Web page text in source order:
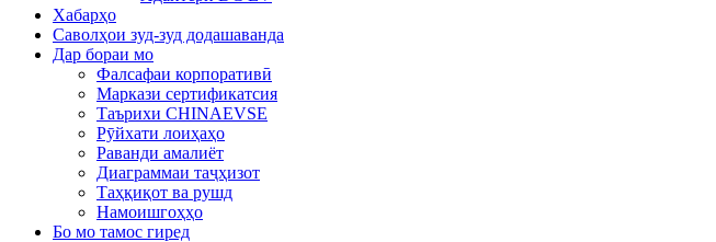
Хабарҳо
Саволҳои зуд-зуд додашаванда
Дар бораи мо
Фалсафаи корпоративӣ
Маркази сертификатсия
Таърихи CHINAEVSE
Рӯйхати лоиҳаҳо
Раванди амалиёт
Диаграммаи таҷҳизот
Таҳқиқот ва рушд
Намоишгоҳҳо
Бо мо тамос гиред